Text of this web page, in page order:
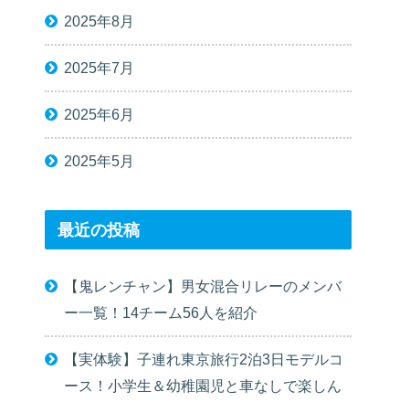
2025年8月
2025年7月
2025年6月
2025年5月
最近の投稿
【鬼レンチャン】男女混合リレーのメンバ
ー一覧！14チーム56人を紹介
【実体験】子連れ東京旅行2泊3日モデルコ
ース！小学生＆幼稚園児と車なしで楽しん